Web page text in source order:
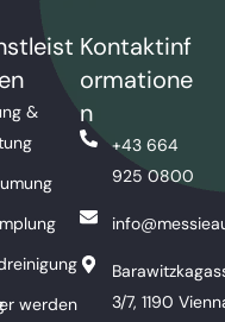
&
werden
Kontaktinf
ormatione
n
+43 664
925 0800
3/7, 1190